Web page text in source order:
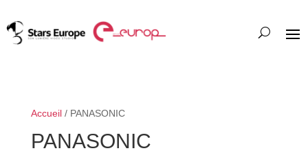
Accueil/ PANASONIC
PANASONIC